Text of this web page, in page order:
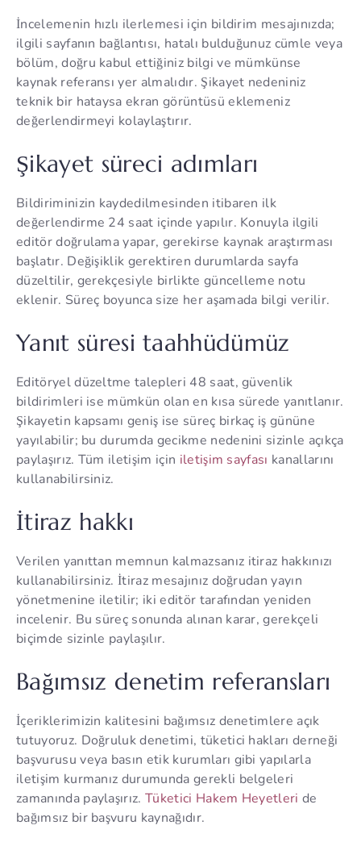
İncelemenin hızlı ilerlemesi için bildirim mesajınızda;
ilgili sayfanın bağlantısı, hatalı bulduğunuz cümle veya
bölüm, doğru kabul ettiğiniz bilgi ve mümkünse
kaynak referansı yer almalıdır. Şikayet nedeniniz
teknik bir hataysa ekran görüntüsü eklemeniz
değerlendirmeyi kolaylaştırır.
Şikayet süreci adımları
Bildiriminizin kaydedilmesinden itibaren ilk
değerlendirme 24 saat içinde yapılır. Konuyla ilgili
editör doğrulama yapar, gerekirse kaynak araştırması
başlatır. Değişiklik gerektiren durumlarda sayfa
düzeltilir, gerekçesiyle birlikte güncelleme notu
eklenir. Süreç boyunca size her aşamada bilgi verilir.
Yanıt süresi taahhüdümüz
Editöryel düzeltme talepleri 48 saat, güvenlik
bildirimleri ise mümkün olan en kısa sürede yanıtlanır.
Şikayetin kapsamı geniş ise süreç birkaç iş gününe
yayılabilir; bu durumda gecikme nedenini sizinle açıkça
paylaşırız. Tüm iletişim için iletişim sayfası kanallarını
kullanabilirsiniz.
İtiraz hakkı
Verilen yanıttan memnun kalmazsanız itiraz hakkınızı
kullanabilirsiniz. İtiraz mesajınız doğrudan yayın
yönetmenine iletilir; iki editör tarafından yeniden
incelenir. Bu süreç sonunda alınan karar, gerekçeli
biçimde sizinle paylaşılır.
Bağımsız denetim referansları
İçeriklerimizin kalitesini bağımsız denetimlere açık
tutuyoruz. Doğruluk denetimi, tüketici hakları derneği
başvurusu veya basın etik kurumları gibi yapılarla
iletişim kurmanız durumunda gerekli belgeleri
zamanında paylaşırız.Tüketici Hakem Heyetleri de
bağımsız bir başvuru kaynağıdır.